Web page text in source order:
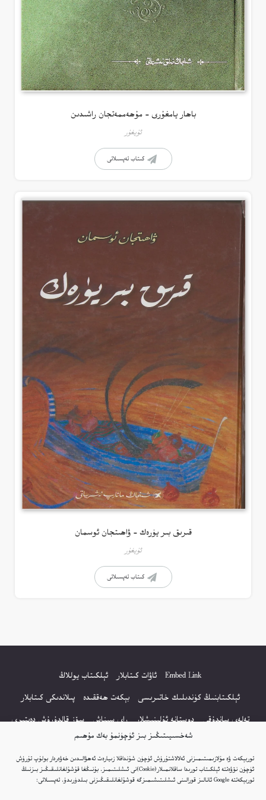
شەخسىيىتىڭىز بىز ئۈچۈنمۇ بەك مۇھىم
توربېكەت ۋە مۇلازىمىتىمىزنى ئەلالاشتۇرۇش ئۈچۈن شۇنداقلا زىيارەت ئەھۋالىدىن خەۋەردار بولۇپ تۇرۇش
ئۈچۈن نۆۋەتتە ئېلكىتاب تورىدا ساقلانمىلار(Cookie)نى ئىشلىتىمىز. بۇنىڭغا قۇشۇلغانلىقىڭىز بىزنىڭ
توربېكەتتە Google ئانالىز قورالىنى ئىشلىتىشىمىزگە قوشۇلغانلىقىڭىزنى بىلدۈرىدۇ. تەپسىلاتى:
باھار يامغۇرى – مۇھەممەتجان راشىدىن
ئۇيغۇر
كىتاب تەپسىلاتى
قىرىق بىر يۈرەك – ۋاھىتجان ئوسمان
ئۇيغۇر
كىتاب تەپسىلاتى
Embed Link ئاۋات كىتابلار
ئېلكىتاب يوللاڭ
ئېلكىتابنىڭ كۈندىلىك خاتىرىسى
بېكەت ھەققىدە
پىلاندىكى كىتابلار
تەلەي ساندۇقى
دوستانە ئۇلىنىشلار راي سىناش
سۆز قالدۇرۇش دەپتىرى
كۆپ سورالغان سۇئاللار
كىتاب تىزىملىكى
مەخپىيەتلىك باياناتى
نەشىر ھوقۇقى باياناتى